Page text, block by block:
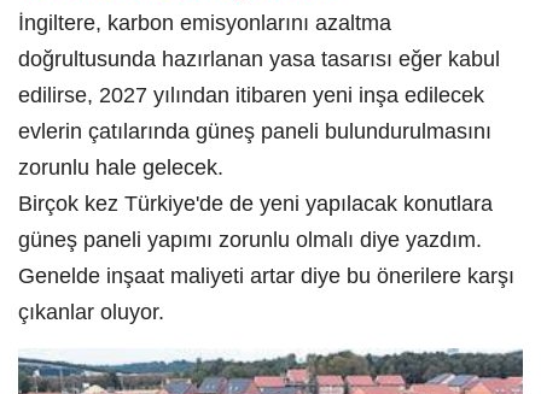
İngiltere, karbon emisyonlarını azaltma
doğrultusunda hazırlanan yasa tasarısı eğer kabul
edilirse, 2027 yılından itibaren yeni inşa edilecek
evlerin çatılarında güneş paneli bulundurulmasını
zorunlu hale gelecek.
Birçok kez Türkiye'de de yeni yapılacak konutlara
güneş paneli yapımı zorunlu olmalı diye yazdım.
Genelde inşaat maliyeti artar diye bu önerilere karşı
çıkanlar oluyor.